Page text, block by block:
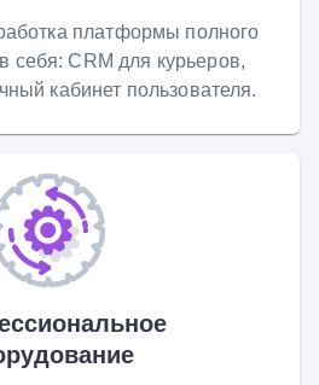
платформы полного
себя: CRM для курьеров,
кабинет пользователя.